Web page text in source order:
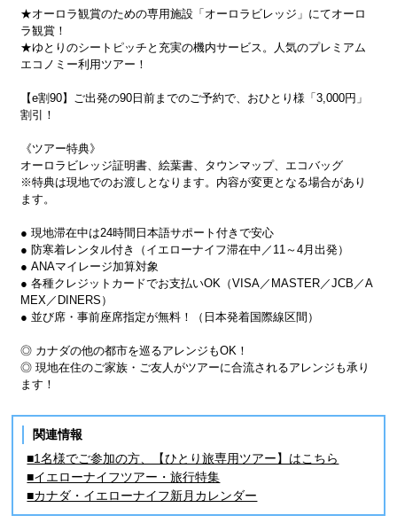
★オーロラ観賞のための専用施設「オーロラビレッジ」にてオーロ
ラ観賞！
★ゆとりのシートピッチと充実の機内サービス。人気のプレミアム
エコノミー利用ツアー！
【e割90】ご出発の90日前までのご予約で、おひとり様「3,000円」
割引！
《ツアー特典》
オーロラビレッジ証明書、絵葉書、タウンマップ、エコバッグ
※特典は現地でのお渡しとなります。内容が変更となる場合があり
ます。
● 現地滞在中は24時間日本語サポート付きで安心
● 防寒着レンタル付き（イエローナイフ滞在中／11～4月出発）
● ANAマイレージ加算対象
● 各種クレジットカードでお支払いOK（VISA／MASTER／JCB／A
MEX／DINERS）
● 並び席・事前座席指定が無料！（日本発着国際線区間）
◎ カナダの他の都市を巡るアレンジもOK！
◎ 現地在住のご家族・ご友人がツアーに合流されるアレンジも承り
ます！
関連情報
■1名様でご参加の方、【ひとり旅専用ツアー】はこちら
■イエローナイフツアー・旅行特集
■カナダ・イエローナイフ新月カレンダー